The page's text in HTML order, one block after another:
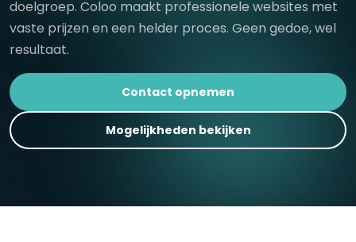
doelgroep. Coloo maakt professionele websites met
vaste prijzen en een helder proces. Geen gedoe, wel
resultaat.
Contact opnemen
Mogelijkheden bekijken